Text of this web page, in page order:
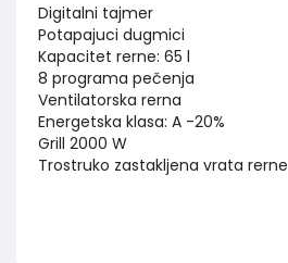
Digitalni tajmer
Potapajuci dugmici
Kapacitet rerne: 65 l
8 programa pečenja
Ventilatorska rerna
Energetska klasa: A -20%
Grill 2000 W
Trostruko zastakljena vrata rerne